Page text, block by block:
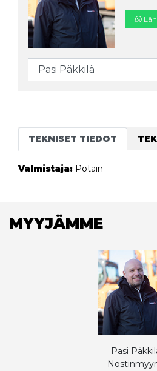
TEKNISET TIEDOT
Valmistaja: Potain
MYYJÄMME
Pasi